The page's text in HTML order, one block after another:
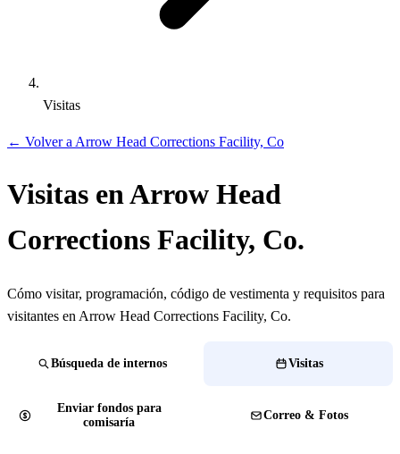
Visitas
← Volver a Arrow Head Corrections Facility, Co
Visitas en Arrow Head
Corrections Facility, Co.
Cómo visitar, programación, código de vestimenta y requisitos para
visitantes en Arrow Head Corrections Facility, Co.
Búsqueda de internos Visitas
Enviar fondos para
comisaría
Correo & Fotos